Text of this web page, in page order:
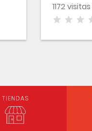
1172 visitas
TIENDAS